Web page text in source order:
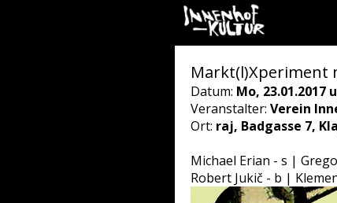
Markt(l)Xperiment
Datum: Mo, 23.01.2017
Veranstalter: Verein
Ort: raj, Badgasse 7,
Michael Erian - s |
Robert Jukič - b |